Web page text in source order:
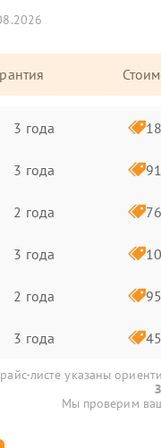
3 года
3 года
2 года
3 года
2 года
3 года
листе указаны
Мы проверим